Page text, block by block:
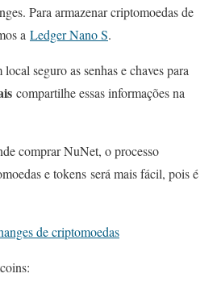
Para armazenar criptomoedas de
a Ledger Nano S.
seguro as senhas e chaves para
compartilhe essas informações na
comprar NuNet, o processo
e tokens será mais fácil, pois é
de criptomoedas